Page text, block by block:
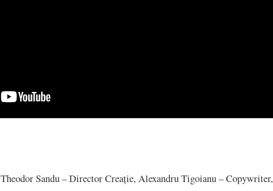
Theodor Sandu – Director Creație, Alexandru Tigoianu – Copywriter,